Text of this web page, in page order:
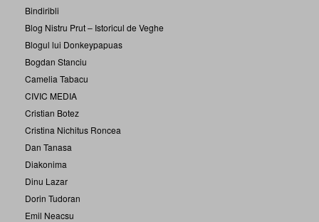
Bindiribli
Blog Nistru Prut – Istoricul de Veghe
Blogul lui Donkeypapuas
Bogdan Stanciu
Camelia Tabacu
CIVIC MEDIA
Cristian Botez
Cristina Nichitus Roncea
Dan Tanasa
Diakonima
Dinu Lazar
Dorin Tudoran
Emil Neacsu